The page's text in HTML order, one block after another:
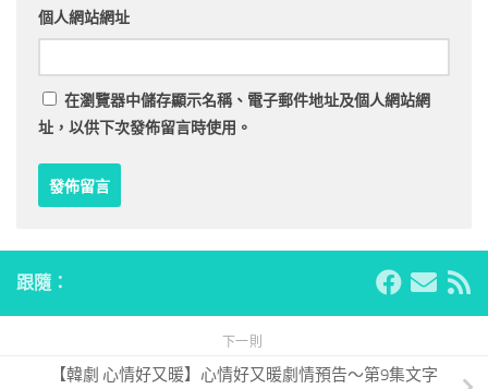
個人網站網址
在瀏覽器中儲存顯示名稱、電子郵件地址及個人網站網
址，以供下次發佈留言時使用。
跟隨：
下一則
【韓劇 心情好又暖】心情好又暖劇情預告～第9集文字